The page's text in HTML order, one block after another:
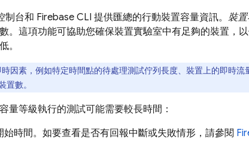
制台和 Firebase CLI 提供匯總的行動裝置容量資訊。 裝
。這項功能可協助您確保裝置實驗室中有足夠的裝置，以
。
因素，例如特定時間點的待處理測試佇列長度、裝置上的即時流
置數。
量等級執行的測試可能需要較長時間：
時間。如要查看是否有回報中斷或失敗情形，請參閱